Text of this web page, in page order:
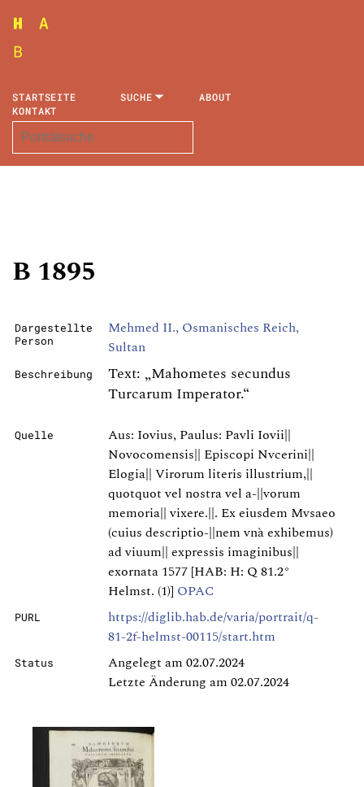
STARTSEITE SUCHE
ABOUT
KONTAKT
B 1895
Dargestellte
Person
Mehmed II., Osmanisches Reich,
Sultan
Beschreibung
Text: „Mahometes secundus
Turcarum Imperator.“
Quelle
Aus: Iovius, Paulus: Pavli Iovii||
Novocomensis|| Episcopi Nvcerini||
Elogia|| Virorum literis illustrium,||
quotquot vel nostra vel a-||vorum
memoria|| vixere.||. Ex eiusdem Mvsaeo
(cuius descriptio-||nem vnà exhibemus)
ad viuum|| expressis imaginibus||
exornata 1577 [HAB: H: Q 81.2°
Helmst. (1)] OPAC
PURL
https://diglib.hab.de/varia/portrait/q-
81-2f-helmst-00115/start.htm
Status
Angelegt am 02.07.2024
Letzte Änderung am 02.07.2024